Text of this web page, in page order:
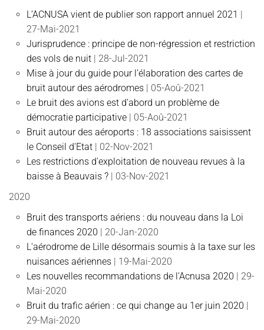
L’ACNUSA vient de publier son rapport annuel 2021 |
27-Mai-2021
Jurisprudence : principe de non-régression et restriction
des vols de nuit | 28-Jul-2021
Mise à jour du guide pour l’élaboration des cartes de
bruit autour des aérodromes | 05-Aoû-2021
Le bruit des avions est d’abord un problème de
démocratie participative | 05-Aoû-2021
Bruit autour des aéroports : 18 associations saisissent
le Conseil d'Etat | 02-Nov-2021
Les restrictions d'exploitation de nouveau revues à la
baisse à Beauvais ? | 03-Nov-2021
2020
Bruit des transports aériens : du nouveau dans la Loi
de finances 2020 | 20-Jan-2020
L'aérodrome de Lille désormais soumis à la taxe sur les
nuisances aériennes | 19-Mai-2020
Les nouvelles recommandations de l'Acnusa 2020 | 29-
Mai-2020
Bruit du trafic aérien : ce qui change au 1er juin 2020 |
29-Mai-2020